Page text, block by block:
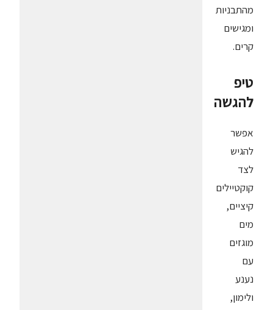
מהתבניות
ומגישים
קרים.
טיפ
להגשה
אפשר
להגיש
לצד
קוקטיילים
קיציים,
מים
מוגזים
עם
נענע
ולימון,